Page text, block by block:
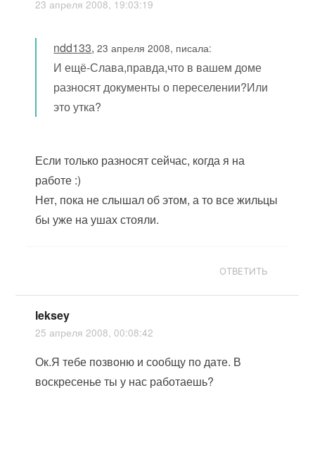
23 апреля 2008, 19:03:19
ndd133,23 апреля 2008, писала:
И ещё-Слава,правда,что в вашем доме
разносят документы о переселении?Или
это утка?
Если только разносят сейчас, когда я на
работе :)
Нет, пока не слышал об этом, а то все жильцы
бы уже на ушах стояли.
ОТВЕТИТЬ
leksey
25 апреля 2008, 00:08:42
Ок.Я тебе позвоню и сообщу по дате. В
воскресенье ты у нас работаешь?